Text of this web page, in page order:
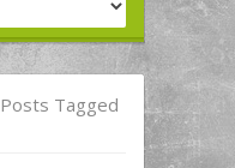
Posts Tagged